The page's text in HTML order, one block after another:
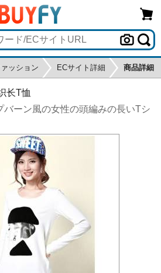
ッション ECサイト詳細 商品詳細
长T恤
バーン風の女性の頭編みの長いTシ